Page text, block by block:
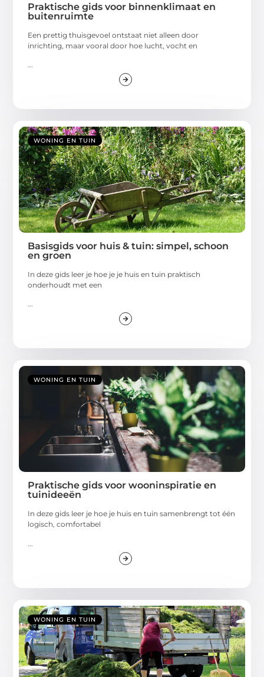
Praktische gids voor binnenklimaat en
buitenruimte
Een prettig thuisgevoel ontstaat niet alleen door
inrichting, maar vooral door hoe lucht, vocht en
...
WONING EN TUIN
Basisgids voor huis & tuin: simpel, schoon
en groen
In deze gids leer je hoe je je huis en tuin praktisch
onderhoudt met een
...
WONING EN TUIN
Praktische gids voor wooninspiratie en
tuinideeën
In deze gids leer je hoe je huis en tuin samenbrengt tot één
logisch, comfortabel
WONING EN TUIN